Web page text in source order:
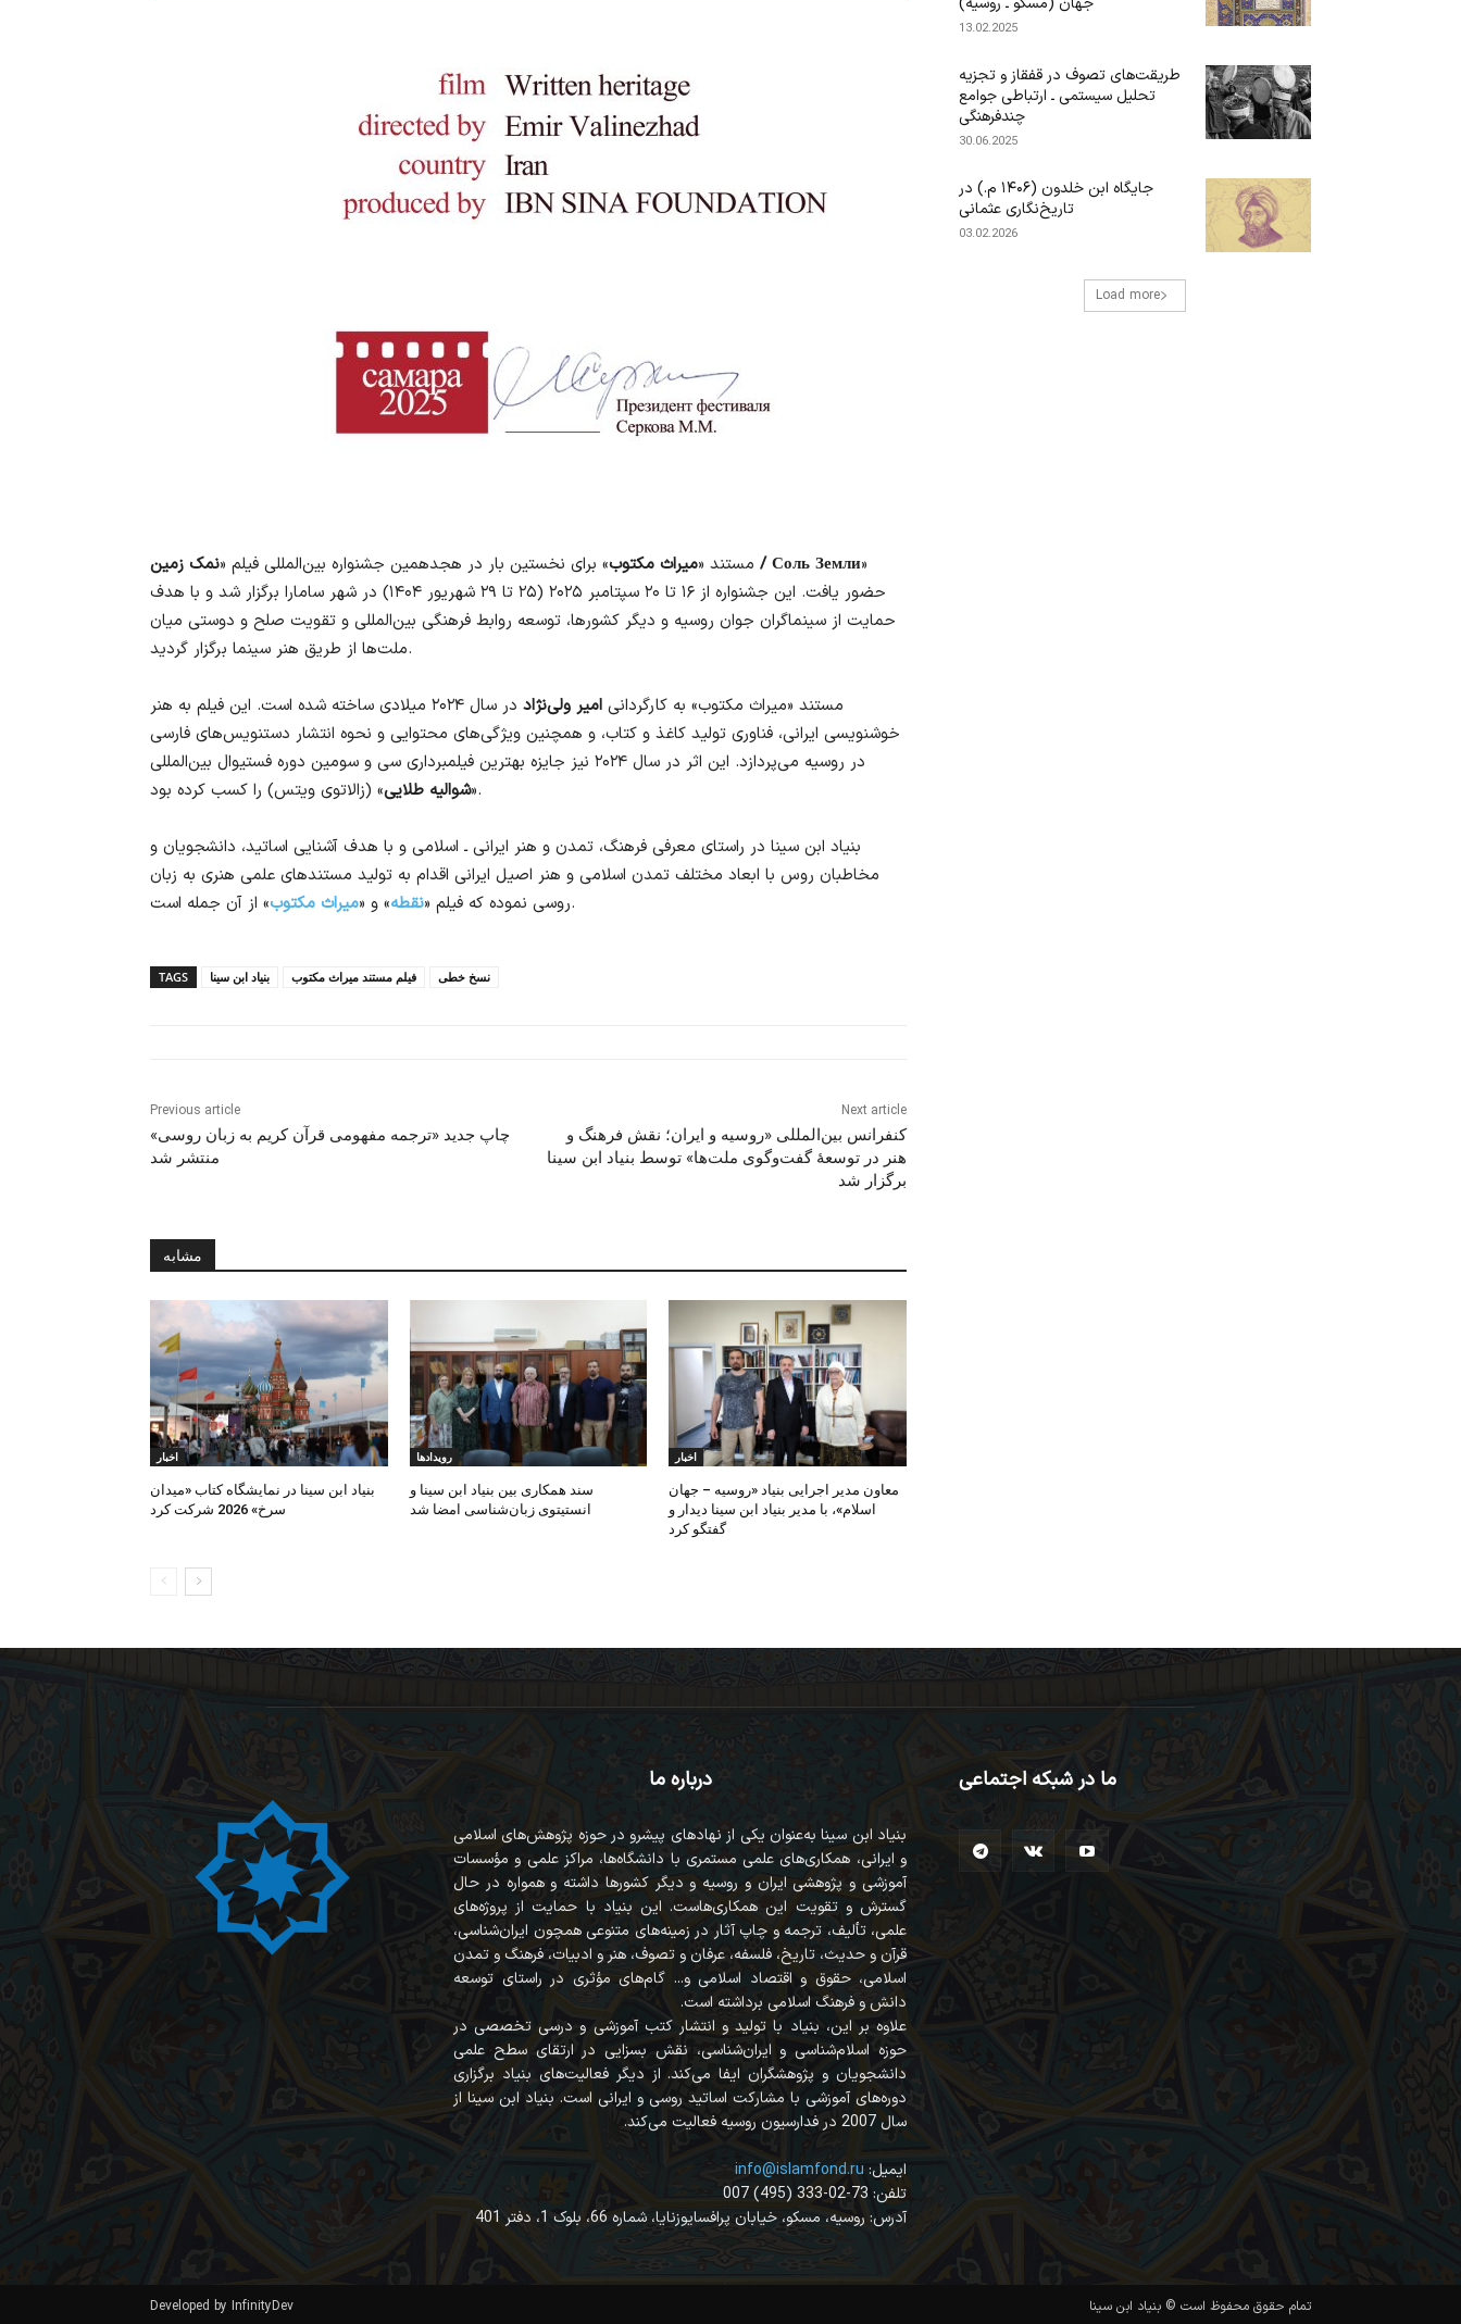
مستند «میراث مکتوب» برای نخستین بار در هجدهمین جشنواره بین‌المللی فیلم « نمک زمین / Соль Земли»
حضور یافت. این جشنواره از ۱۶ تا ۲۰ سپتامبر ۲۰۲۵ (۲۵ تا ۲۹ شهریور ۱۴۰۴) در شهر سامارا برگزار شد و با هدف
حمایت از سینماگران جوان روسیه و دیگر کشورها، توسعه روابط فرهنگی بین‌المللی و تقویت صلح و دوستی میان
ملت‌ها از طریق هنر سینما برگزار گردید.
مستند «میراث مکتوب» به کارگردانی امیر ولی‌نژاد
در سال ۲۰۲۴ میلادی ساخته شده است. این فیلم به هنر
خوشنویسی ایرانی، فناوری تولید کاغذ و کتاب، و همچنین ویژگی‌های محتوایی و نحوه انتشار دستنویس‌های فارسی
در روسیه می‌پردازد. این اثر در سال ۲۰۲۴ نیز جایزه بهترین فیلمبرداری سی و سومین دوره فستیوال بین‌المللی
«شوالیه طلایی » (زالاتوی ویتس) را کسب کرده بود.
بنیاد ابن سینا در راستای معرفی فرهنگ، تمدن و هنر ایرانی ـ اسلامی و با هدف آشنایی اساتید، دانشجویان و
مخاطبان روس با ابعاد مختلف تمدن اسلامی و هنر اصیل ایرانی اقدام به تولید مستندهای علمی هنری به زبان
روسی نموده که فیلم «نقطه» و «میراث مکتوب » از آن جمله است.
TAGS بنیاد ابن سینا فیلم مستند میراث مکتوب نسخ خطی
Previous article
چاپ جدید «ترجمه مفهومی قرآن کریم به زبان روسی»
منتشر شد
Next article
کنفرانس بین‌المللی «روسیه و ایران؛ نقش فرهنگ و
هنر در توسعۀ گفت‌وگوی ملت‌ها» توسط بنیاد ابن سینا
برگزار شد
مشابه
اخبار
بنیاد ابن‌ سینا در نمایشگاه کتاب «میدان
سرخ» 2026 شرکت کرد
رویدادها
سند همکاری بین بنیاد ابن‌ سینا و
انستیتوی زبان‌شناسی امضا شد
اخبار
معاون مدیر اجرایی بنیاد «روسیه – جهان
اسلام»، با مدیر بنیاد ابن سینا دیدار و
گفتگو کرد
13.02.2025
طریقت‌های تصوف در قفقاز و تجزیه
تحلیل سیستمی ـ ارتباطی جوامع
چندفرهنگی
30.06.2025
جایگاه ابن‌ خلدون (۱۴۰۶ م.) در
تاریخ‌نگاری عثمانی
03.02.2026
Load more
درباره ما
بنیاد ابن سینا به‌عنوان یکی از نهادهای پیشرو در حوزه پژوهش‌های اسلامی
و ایرانی، همکاری‌های علمی مستمری با دانشگاه‌ها، مراکز علمی و مؤسسات
آموزشی و پژوهشی ایران و روسیه و دیگر کشورها داشته و همواره در حال
گسترش و تقویت این همکاری‌هاست. این بنیاد با حمایت از پروژه‌های
علمی، تألیف، ترجمه و چاپ آثار در زمینه‌های متنوعی همچون ایران‌شناسی،
قرآن‌ و حدیث، تاریخ، فلسفه، عرفان و تصوف، هنر و ادبیات، فرهنگ و تمدن
اسلامی، حقوق و اقتصاد اسلامی و... گام‌های مؤثری در راستای توسعه
دانش و فرهنگ اسلامی برداشته است.
علاوه بر این، بنیاد با تولید و انتشار کتب آموزشی و درسی تخصصی در
حوزه اسلام‌شناسی و ایران‌شناسی، نقش بسزایی در ارتقای سطح علمی
دانشجویان و پژوهشگران ایفا می‌کند. از دیگر فعالیت‌های بنیاد برگزاری
دوره‌های آموزشی با مشارکت اساتید روسی و ایرانی است. بنیاد ابن سینا از
سال 2007 در فدارسیون روسیه فعالیت می‌کند.
info@islamfond.ru :ایمیل
007 (495) 333-02-73 :تلفن
آدرس: روسیه، مسکو، خیابان پرافسایوزنایا، شماره 66، بلوک 1، دفتر 401
ما در شبکه اجتماعی
Developed by InfinityDev تمام حقوق محفوظ است © بنیاد ابن سینا